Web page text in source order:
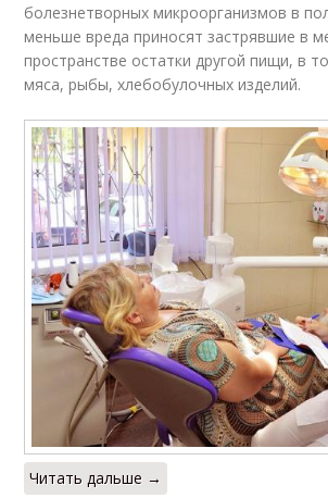
болезнетворных микроорганизмов в
меньше вреда приносят застрявшие в
пространстве остатки другой пищи, в
мяса, рыбы, хлебобулочных изделий.
Читать дальше →